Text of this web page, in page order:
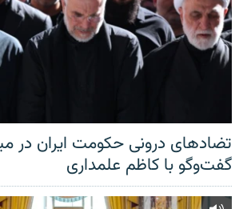
تضادهای درونی حکومت ایران در
گفت‌‌وگو با کاظم علمداری